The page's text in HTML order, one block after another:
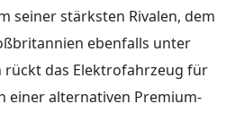
seiner stärksten Rivalen, dem
ebenfalls unter
rückt das Elektrofahrzeug für
einer alternativen Premium-